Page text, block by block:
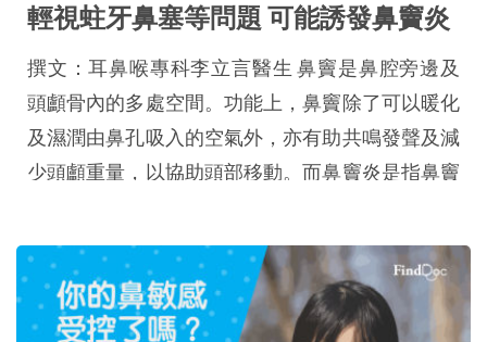
輕視蛀牙鼻塞等問題 可能誘發鼻竇炎
撰文：耳鼻喉專科李立言醫生 鼻竇是鼻腔旁邊及
頭顱骨內的多處空間。功能上，鼻竇除了可以暖化
及濕潤由鼻孔吸入的空氣外，亦有助共鳴發聲及減
少頭顱重量，以協助頭部移動。而鼻竇炎是指鼻竇
大類。 急性鼻竇炎 急性鼻竇炎多由感冒引起。當
上呼吸道受到感染時，鼻膜會出現腫脹，有可能會
阻塞鼻竇出口，影響鼻竇暢通，導致鼻竇內的分泌